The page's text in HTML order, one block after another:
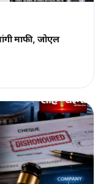
माफी, जोएल